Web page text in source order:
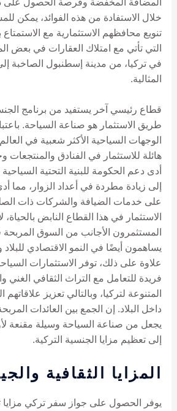
خلال الاستفادة من هذه الفوائد، يمكن
تنويع محافظهم الاستثمارية مع الاستمتاع
التي تأتي مع امتلاك العقارات في بعض
في تركيا، من مدينة إسطنبول الصاخبة
المثالية.
قطاع رئيسي آخر يستفيد من برنامج
طريق الاستثمار هو صناعة السياحة.
الوجهات السياحية الأكثر شعبية في
هائلة للاستثمار في الفنادق
أدى دعم الحكومة للبنية التحتية السياحية
إلى زيادة مطردة في أعداد الزوار، مما
على خدمات الضيافة والشركات ذات
الاستثمار في هذا القطاع النابض بالحياة،
المستثمرون الأجانب من السوق
يساهمون أيضًا في النمو الاقتصادي
علاوة على ذلك، توفر الاستثمارات
فريدة للتعامل مع التراث الثقافي الغني
المتنوعة لتركيا، وبالتالي تعزيز
داخل البلاد. إن الجمع بين العائدات
يجعل من صناعة السياحة وسيلة مقنعة
إلى تعظيم مزايا الجنسية التركية.
المزايا الثقافية
يوفر الحصول على جواز سفر تركي مزايا